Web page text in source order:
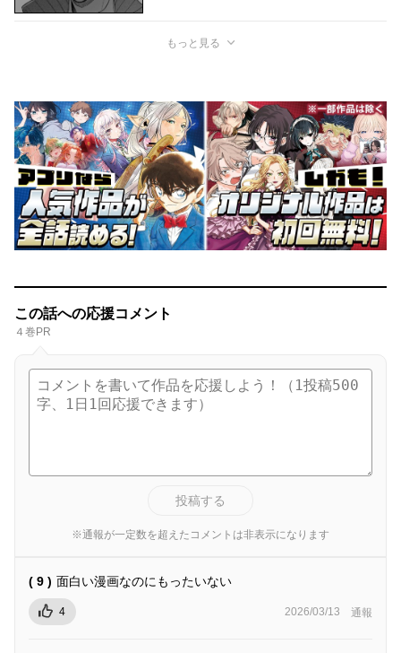
もっと見る
この話への応援コメント
４巻PR
投稿する
※通報が一定数を超えたコメントは非表示になります
( 9 ) 面白い漫画なのにもったいない
4 2026/03/13 通報